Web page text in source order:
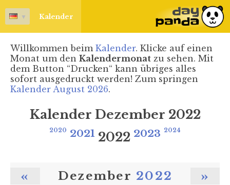
▼ Kalender
Willkommen beim Kalender. Klicke auf einen
Monat um den Kalendermonat zu sehen. Mit
dem Button “Drucken“ kann übriges alles
sofort ausgedruckt werden! Zum springen
Kalender August 2026.
Kalender Dezember 2022
2020 2021 2022 2023 2024
« Dezember 2022 »